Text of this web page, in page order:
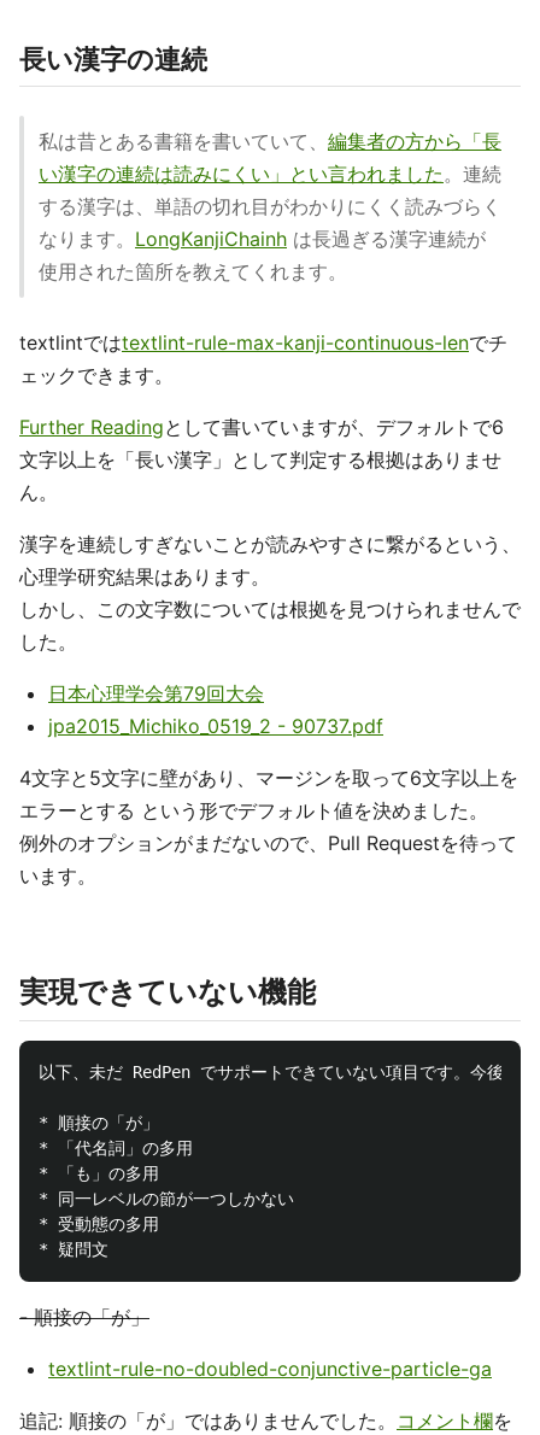
長い漢字の連続
私は昔とある書籍を書いていて、 編集者の方から「長
い漢字の連続は読みにくい」とい言われました。連続
する漢字は、単語の切れ目がわかりにくく読みづらく
なります。 LongKanjiChainh は長過ぎる漢字連続が
使用された箇所を教えてくれます。
textlintではtextlint-rule-max-kanji-continuous-lenでチ
ェックできます。
Further Readingとして書いていますが、デフォルトで6
文字以上を「長い漢字」として判定する根拠はありませ
ん。
漢字を連続しすぎないことが読みやすさに繋がるという、
心理学研究結果はあります。
しかし、この文字数については根拠を見つけられませんで
した。
日本心理学会第79回大会
jpa2015_Michiko_0519_2 - 90737.pdf
4文字と5文字に壁があり、マージンを取って6文字以上を
エラーとする という形でデフォルト値を決めました。
例外のオプションがまだないので、Pull Requestを待って
います。
実現できていない機能
以下、未だ RedPen でサポートできていない項目です。今後こ
* 順接の「が」
* 「代名詞」の多用
* 「も」の多用
* 同一レベルの節が一つしかない
* 受動態の多用
- 順接の「が」
textlint-rule-no-doubled-conjunctive-particle-ga
追記: 順接の「が」ではありませんでした。 コメント欄を